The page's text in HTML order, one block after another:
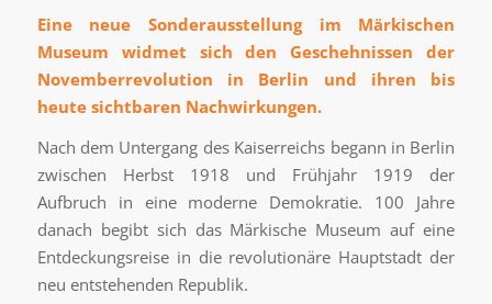
Eine neue Sonderausstellung im Märkischen
Museum widmet sich den Geschehnissen der
Novemberrevolution in Berlin und ihren bis
heute sichtbaren Nachwirkungen.
Nach dem Untergang des Kaiserreichs begann in Berlin
zwischen Herbst 1918 und Frühjahr 1919 der
Aufbruch in eine moderne Demokratie. 100 Jahre
danach begibt sich das Märkische Museum auf eine
Entdeckungsreise in die revolutionäre Hauptstadt der
neu entstehenden Republik.